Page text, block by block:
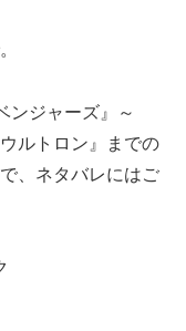
ンジャーズ』～
ルトロン』までの
、ネタバレにはご